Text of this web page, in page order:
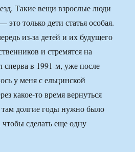
Такие вещи взрослые люди
только дети статья особая.
из-за детей и их будущего
и стремятся на
в 1991-м, уже после
у меня с ельцинской
какое-то время вернуться
долгие годы нужно было
сделать еще одну